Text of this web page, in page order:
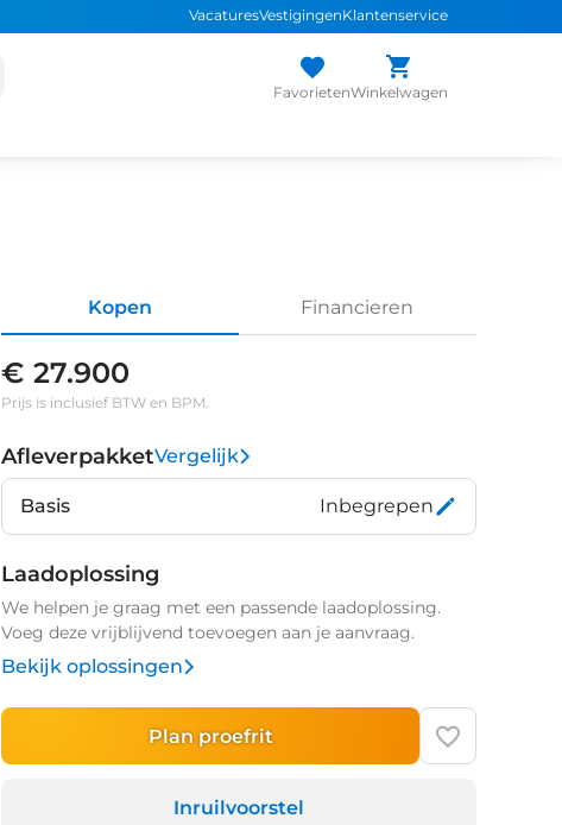
VacaturesVestigingenKlantenservice
FavorietenWinkelwagen
Kopen Financieren
€ 27.900
Prijs is inclusief BTW en BPM.
AfleverpakketVergelijk
Basis Inbegrepen
Laadoplossing
We helpen je graag met een passende laadoplossing.
Voeg deze vrijblijvend toevoegen aan je aanvraag.
Bekijk oplossingen
Plan proefrit
Inruilvoorstel